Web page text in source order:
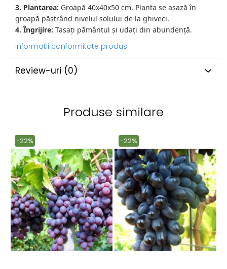
3. Plantarea: Groapă 40x40x50 cm. Planta se așază în
groapă păstrând nivelul solului de la ghiveci.
4. Îngrijire: Tasați pământul și udați din abundență.
Informatii conformitate produs
Review-uri (0)
Produse similare
-22% -22%